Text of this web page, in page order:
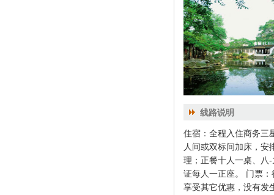
线路说明
住宿：全程入住商务三
人间或双标间加床，
理；正餐十人一桌、八
证每人一正座。 门票
享受其它优惠，没有发